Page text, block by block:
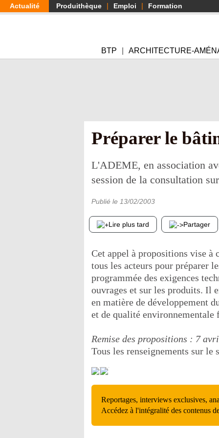
Aller
au
Actualité Produithèque Emploi Formation
BTP ARCHITECTURE-
Préparer le
L'ADEME, en association
session de la consultation
Publié le 13/02/2003
Lire plus tard Partager
Cet appel à propositions vise à
tous les acteurs pour préparer
programmée des exigences
ouvrages et sur les produits. Il
en matière de développement
et de qualité environnementale
Remise des propositions : 7
Tous les renseignements sur le
Reportages, interviews exclusives,
Accédez à l'intégralité des contenus